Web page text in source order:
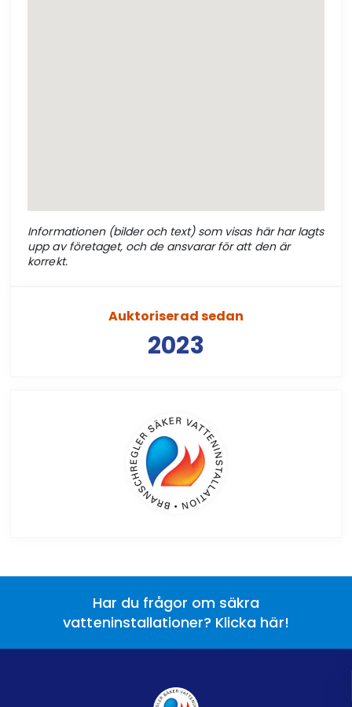
Informationen (bilder och text) som visas här har lagts
upp av företaget, och de ansvarar för att den är
korrekt.
Auktoriserad sedan
2023
Har du frågor om säkra
vatteninstallationer? Klicka här!